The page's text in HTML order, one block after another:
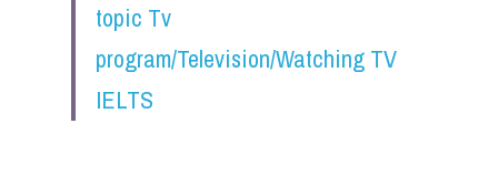
Report đề thi thật IELTS
topic Tv
program/Television/Watching TV
IELTS